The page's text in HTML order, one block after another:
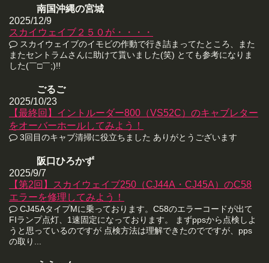
南国沖縄の宮城
2025/12/9
スカイウェイブ２５０が・・・・
スカイウェイブのイモビの作動で行き詰まってたところ、また
またセントラムさんに助けて貰いました(笑) とても参考になりま
した(￣□￣;)!!
ごるご
2025/10/23
【最終回】イントルーダー800（VS52C）のキャブレター
をオーバーホールしてみよう！
3回目のキャブ清掃に役立ちました ありがとうございます
阪口ひろかず
2025/9/7
【第2回】スカイウェイブ250（CJ44A・CJ45A）のC58
エラーを修理してみよう！
CJ45AタイプMに乗っております。C58のエラーコードが出て
FIランプ点灯、1速固定になっております。 まずppsから点検しよ
うと思っているのですが 点検方法は理解できたのでですが、pps
の取り...